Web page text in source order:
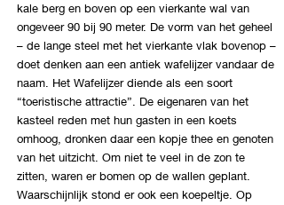
kale berg en boven op een vierkante wal van
ongeveer 90 bij 90 meter. De vorm van het geheel
– de lange steel met het vierkante vlak bovenop –
doet denken aan een antiek wafelijzer vandaar de
naam. Het Wafelijzer diende als een soort
“toeristische attractie”. De eigenaren van het
kasteel reden met hun gasten in een koets
omhoog, dronken daar een kopje thee en genoten
van het uitzicht. Om niet te veel in de zon te
zitten, waren er bomen op de wallen geplant.
Waarschijnlijk stond er ook een koepeltje. Op